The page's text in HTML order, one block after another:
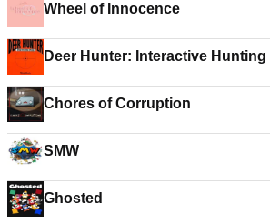
Wheel of Innocence
Deer Hunter: Interactive
Chores of Corruption
SMW
Ghosted